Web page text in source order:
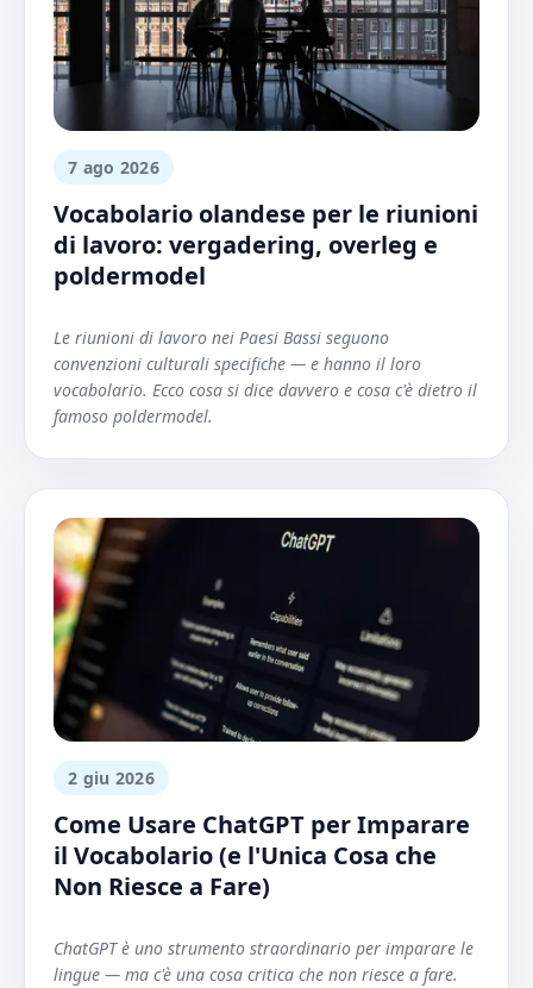
7 ago 2026
Vocabolario olandese per le riunioni
di lavoro: vergadering, overleg e
poldermodel
Le riunioni di lavoro nei Paesi Bassi seguono
convenzioni culturali specifiche — e hanno il loro
vocabolario. Ecco cosa si dice davvero e cosa c'è dietro il
famoso poldermodel.
2 giu 2026
Come Usare ChatGPT per Imparare
il Vocabolario (e l'Unica Cosa che
Non Riesce a Fare)
ChatGPT è uno strumento straordinario per imparare le
lingue — ma c'è una cosa critica che non riesce a fare.